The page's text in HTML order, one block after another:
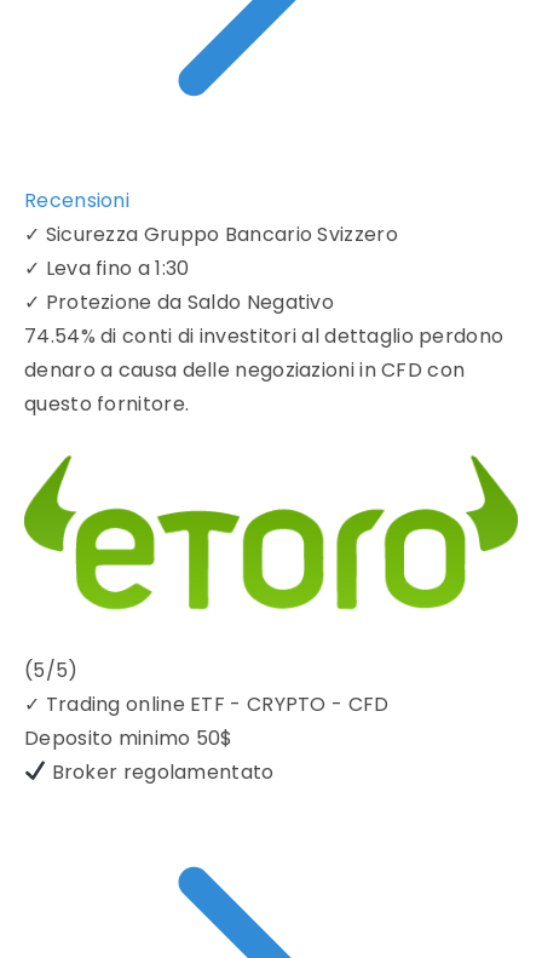
Recensioni
✓ Sicurezza Gruppo Bancario Svizzero
✓ Leva fino a 1:30
✓ Protezione da Saldo Negativo
74.54% di conti di investitori al dettaglio perdono
denaro a causa delle negoziazioni in CFD con
questo fornitore.
(5/5)
✓ Trading online ETF - CRYPTO - CFD
Deposito minimo 50$
Broker regolamentato